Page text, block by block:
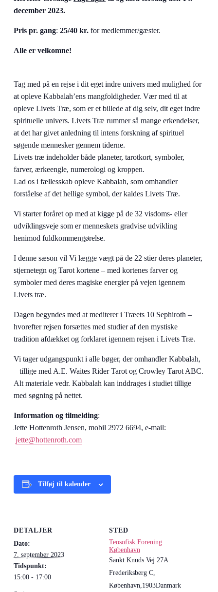
december 2023.
Pris pr. gang: 25/40 kr. for medlemmer/gæster.
Alle er velkomne!
Tag med på en rejse i dit eget indre univers med mulighed for
at opleve Kabbalah’ens mangfoldigheder. Vær med til at
opleve Livets Træ, som er et billede af dig selv, dit eget indre
spirituelle univers. Livets Træ rummer så mange erkendelser,
at det har givet anledning til intens forskning af spirituel
søgende mennesker gennem tiderne.
Livets træ indeholder både planeter, tarotkort, symboler,
farver, ærkeengle, numerologi og kroppen.
Lad os i fællesskab opleve Kabbalah, som omhandler
forståelse af det hellige symbol, der kaldes Livets Træ.
Vi starter foråret op med at kigge på de 32 visdoms- eller
udviklingsveje som er menneskets gradvise udvikling
henimod fuldkommengørelse.
I denne sæson vil Vi lægge vægt på de 22 stier deres planeter,
stjernetegn og Tarot kortene – med kortenes farver og
symboler med deres magiske energier på vejen igennem
Livets træ.
Dagen begyndes med at mediterer i Træets 10 Sephiroth –
hvorefter rejsen forsættes med studier af den mystiske
tradition afdækket og forklaret igennem rejsen i Livets Træ.
Vi tager udgangspunkt i alle bøger, der omhandler Kabbalah,
– tillige med A.E. Waites Rider Tarot og Crowley Tarot ABC.
Alt materiale vedr. Kabbalah kan inddrages i studiet tillige
med søgning på nettet.
Information og tilmelding:
Jette Hottenroth Jensen, mobil 2972 6694, e-mail:
jette@hottenroth.com
Tilføj til kalender
DETALJER
Dato:
7. september 2023
Tidspunkt:
15:00 - 17:00
STED
Teosofisk Forening
København
Sankt Knuds Vej 27A
Frederiksberg C,
København 1903Danmark